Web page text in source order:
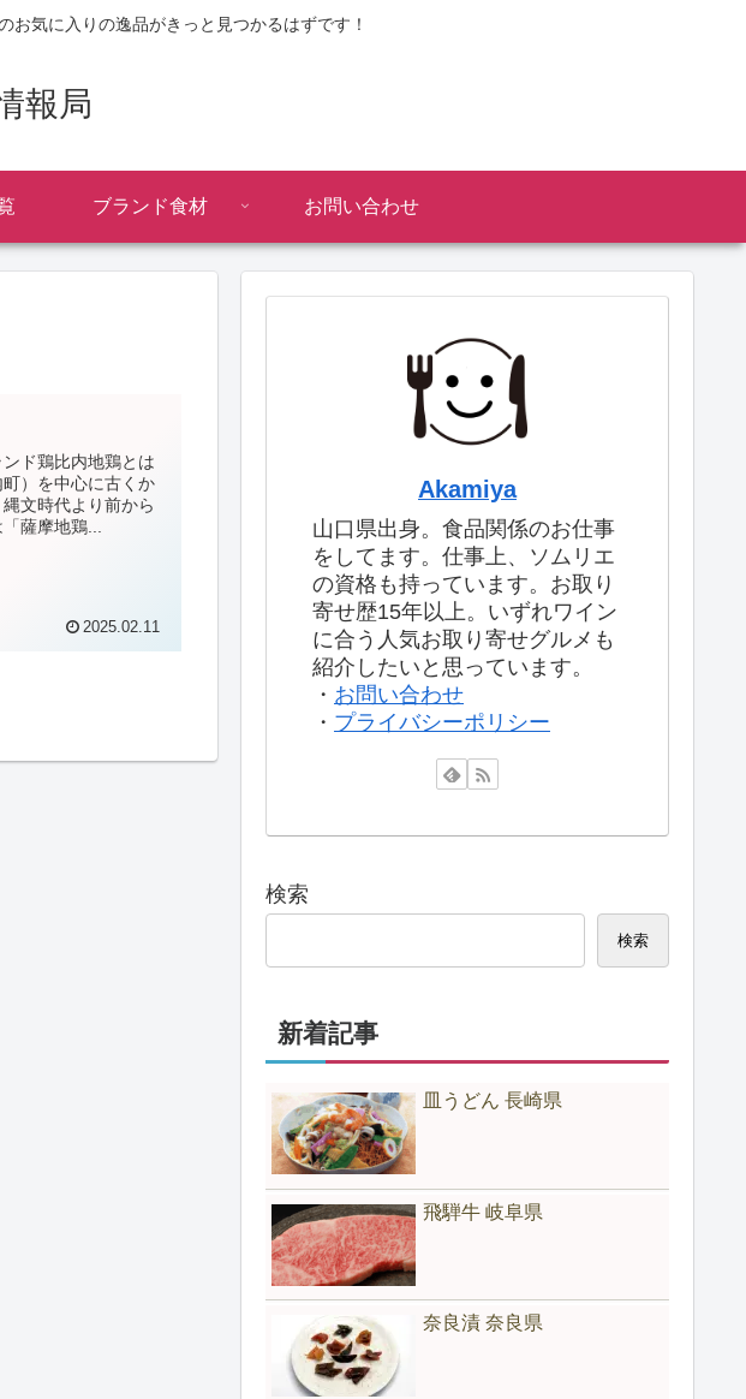
気に入りの逸品がきっと見つかるはずです！
報局
ブランド食材 お問い合わせ
ド鶏比内地鶏とは
）を中心に古くか
文時代より前から
薩摩地鶏...
2025.02.11
Akamiya
山口県出身。食品関係のお仕事
をしてます。仕事上、ソムリエ
の資格も持っています。お取り
寄せ歴15年以上。いずれワイン
に合う人気お取り寄せグルメも
紹介したいと思っています。
・ お問い合わせ
・ プライバシーポリシー
検索
検索
新着記事
皿うどん 長崎県
飛騨牛 岐阜県
奈良漬 奈良県